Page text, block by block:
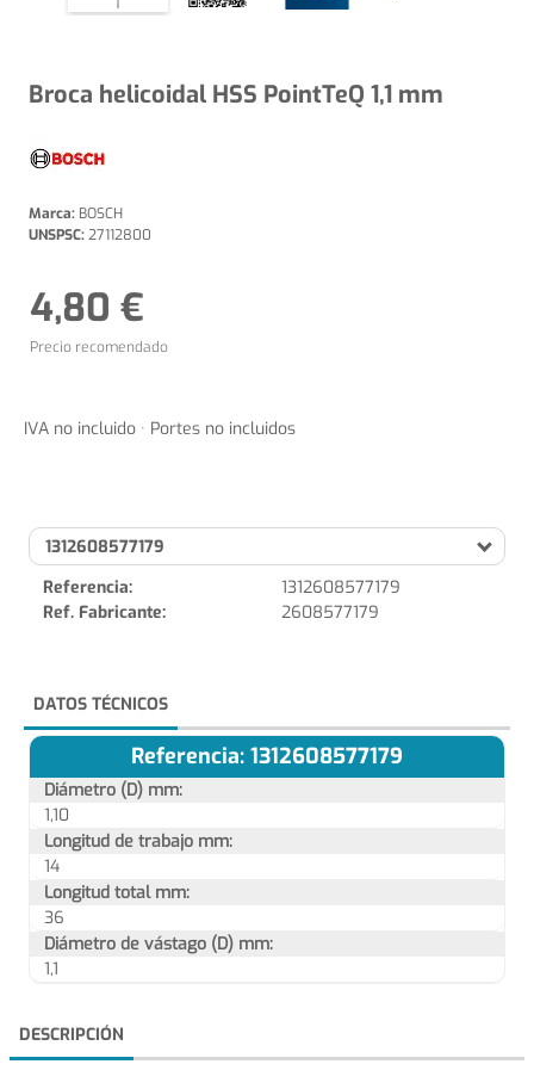
Broca helicoidal HSS PointTeQ 1,1 mm
Marca: BOSCH
UNSPSC:27112800
4,80 €
Precio recomendado
IVA no incluido · Portes no incluidos
1312608577179
Referencia:
1312608577179
Ref. Fabricante:
2608577179
DATOS TÉCNICOS
Referencia: 1312608577179
Diámetro (D) mm:
1,10
Longitud de trabajo mm:
14
Longitud total mm:
36
Diámetro de vástago (D) mm:
1,1
DESCRIPCIÓN